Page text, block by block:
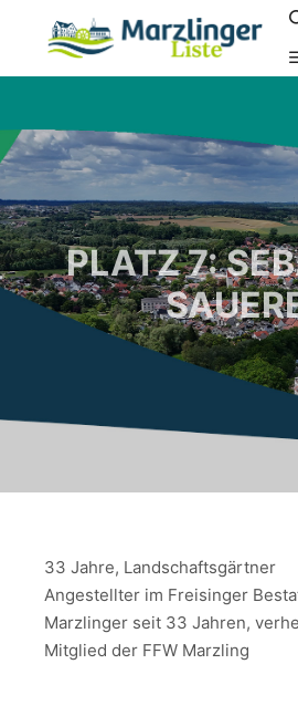
PLATZ 7:
33 Jahre, Landschaftsgärtner
Angestellter im Freisinger
Marzlinger seit 33 Jahren,
Mitglied der FFW Marzling